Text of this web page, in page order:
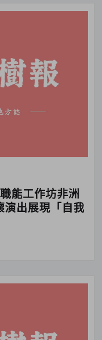
能工作坊非洲
演出展現「自我